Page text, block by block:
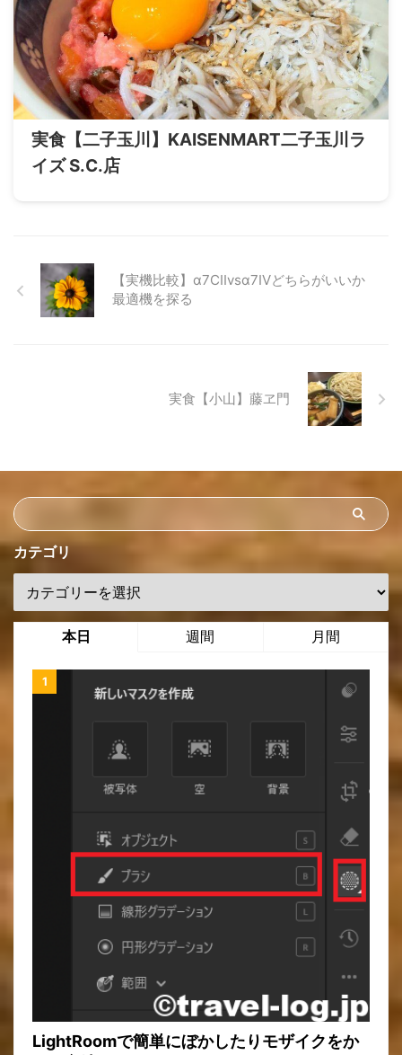
実食【二子玉川】KAISENMART二子玉川ラ
イズ S.C.店
【実機比較】α7CIIvsα7IVどちらがいいか
最適機を探る
実食【小山】藤ヱ門
カテゴリ
本日 週間 月間
LightRoomで簡単にぼかしたりモザイクをか